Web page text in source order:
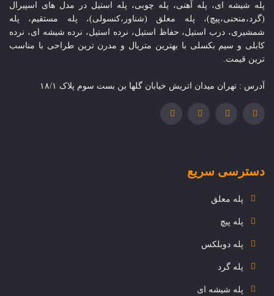
پله شیشه ای، پله آهنی، پله چوبی، پله استیل در مدل های اسپیرال
(گرد،منحنی،پیچ)، پله معلق (شناور،کنسولی)، پله مستقیم، پله
شمشیری، درب استیل، حفاظ استیل، نرده استیل، نرده شیشه ای، نرده
کابلی و سیم بکسلی با بهترین متریال و مدرن ترین طراحی با مناسب
ترین قیمت.
آدرس : تهران میدان اتریش خیابان گلها بن بست سوم پلاک ۱۸/۱
دسترسی سریع
پله معلق
پله پیچ
پله دوبلکس
پله گرد
پله شیشه ای